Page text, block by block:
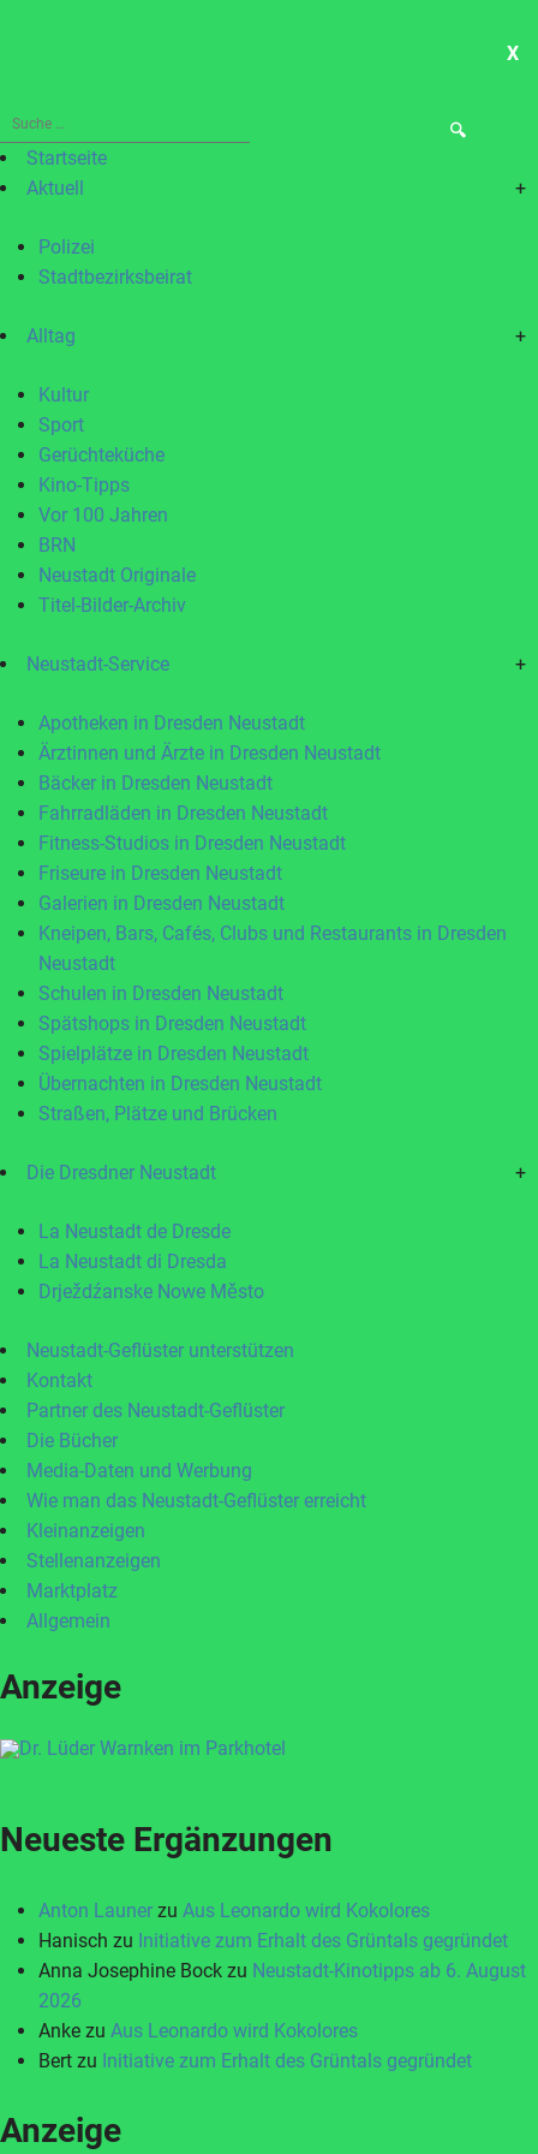
X
Suche
nach:Startseite
Aktuell
+
Polizei
Stadtbezirksbeirat
Alltag +
Kultur
Sport
Gerüchteküche
Kino-Tipps
Vor 100 Jahren
BRN
Neustadt Originale
Titel-Bilder-Archiv
Neustadt-Service +
Apotheken in Dresden Neustadt
Ärztinnen und Ärzte in Dresden Neustadt
Bäcker in Dresden Neustadt
Fahrradläden in Dresden Neustadt
Fitness-Studios in Dresden Neustadt
Friseure in Dresden Neustadt
Galerien in Dresden Neustadt
Kneipen, Bars, Cafés, Clubs und Restaurants in Dresden
Neustadt
Schulen in Dresden Neustadt
Spätshops in Dresden Neustadt
Spielplätze in Dresden Neustadt
Übernachten in Dresden Neustadt
Straßen, Plätze und Brücken
Die Dresdner Neustadt +
La Neustadt de Dresde
La Neustadt di Dresda
Drježdźanske Nowe Město
Neustadt-Geflüster unterstützen
Kontakt
Partner des Neustadt-Geflüster
Die Bücher
Media-Daten und Werbung
Wie man das Neustadt-Geflüster erreicht
Kleinanzeigen
Stellenanzeigen
Marktplatz
Allgemein
Anzeige
Neueste Ergänzungen
Anton Launer zu Aus Leonardo wird Kokolores
Hanisch zu Initiative zum Erhalt des Grüntals gegründet
Anna Josephine Bock zu Neustadt-Kinotipps ab 6. August
2026
Anke zu Aus Leonardo wird Kokolores
Bert zu Initiative zum Erhalt des Grüntals gegründet
Anzeige